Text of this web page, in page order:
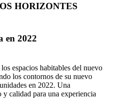
HORIZONTES
en 2022
espacios habitables del nuevo
los contornos de su nuevo
en 2022. Una
calidad para una experiencia